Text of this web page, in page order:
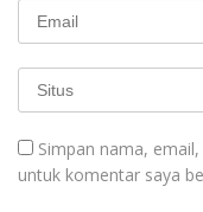
Simpan nama,
untuk komentar saya